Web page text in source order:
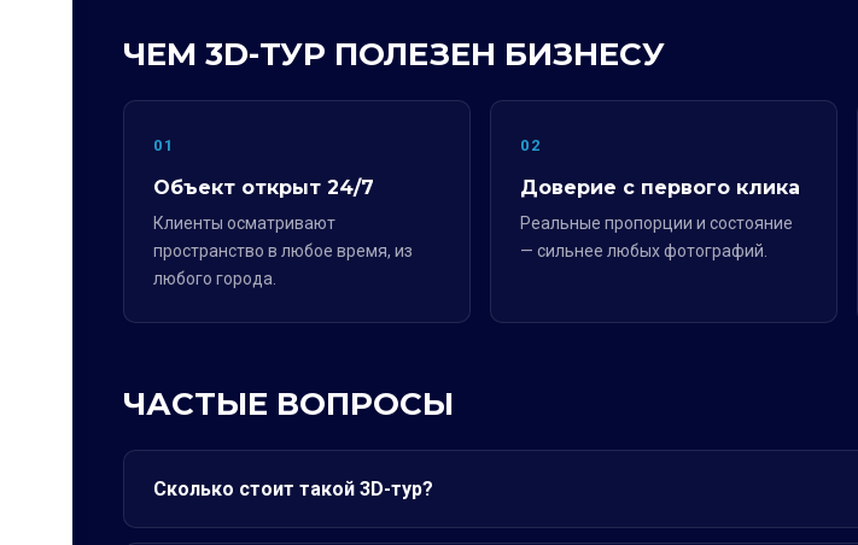
ЧЕМ 3D-ТУР ПОЛЕЗЕН БИЗНЕСУ
01
Объект открыт 24/7
Клиенты осматривают
пространство в любое время, из
любого города.
02
Доверие с первого клика
Реальные пропорции и состояние
— сильнее любых фотографий.
ЧАСТЫЕ ВОПРОСЫ
Сколько стоит такой 3D-тур?